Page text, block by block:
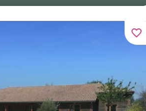
favorite_border